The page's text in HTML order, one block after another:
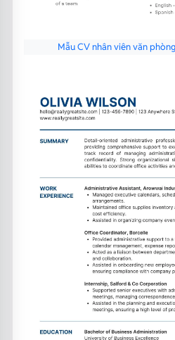
Mẫu CV nhân viên văn